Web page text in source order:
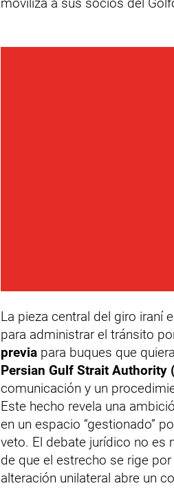
La pieza central del giro iraní
para administrar el tránsito
previa para buques que
Persian Gulf Strait Authority
comunicación y un
Este hecho revela una
en un espacio “gestionado”
veto. El debate jurídico no es
de que el estrecho se rige
alteración unilateral abre un